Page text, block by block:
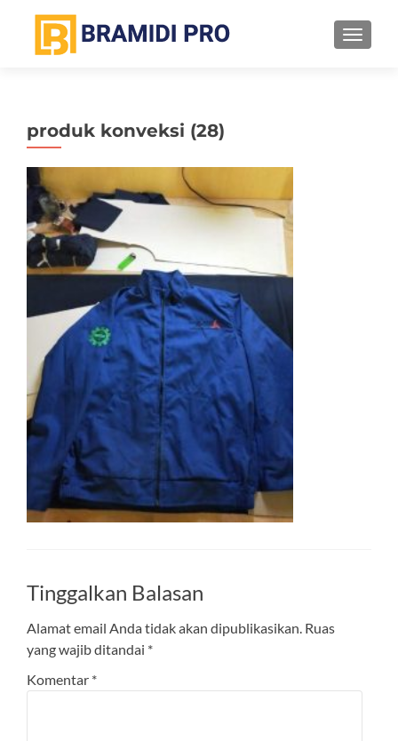
produk konveksi (28)
Tinggalkan Balasan
Alamat email Anda tidak akan dipublikasikan. Ruas
yang wajib ditandai *
Komentar *